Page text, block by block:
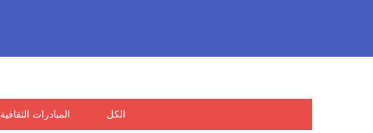
الكل المبادرات الثقافية